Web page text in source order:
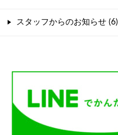
スタッフからのお知らせ (6)